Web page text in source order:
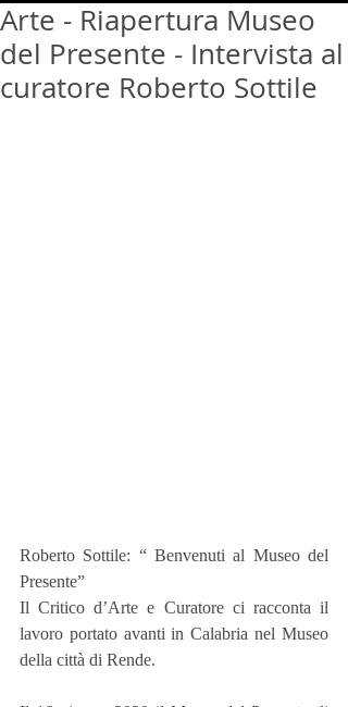
Arte - Riapertura Museo
del Presente - Intervista al
curatore Roberto Sottile
Roberto Sottile: “ Benvenuti al Museo del
Presente”
Il Critico d’Arte e Curatore ci racconta il
lavoro portato avanti in Calabria nel Museo
della città di Rende.